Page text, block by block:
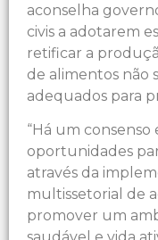
aconselha
civis a adotarem
retificar a
de alimentos não
adequados para
“Há um
oportunidades
através da
multissetorial de
promover um